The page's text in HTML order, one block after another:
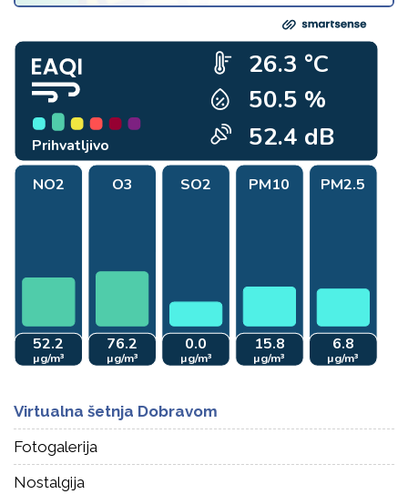
Virtualna šetnja Dobravom
Fotogalerija
Nostalgija